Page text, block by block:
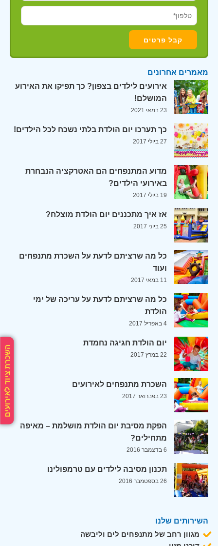
השכרת ציוד לאירועים
מאמרים אחרונים
אירועים לילדים בצפון? כך תפיקו את האירוע
המושלם!
23 במאי 2021
כך תערכו יום הולדת בלתי נשכח לכל הילדים!
27 ביולי 2017
מדוע המתנפחים הם האטרקציה הנבחרת
באירועי הילדים?
19 ביולי 2017
אז איך מתכננים יום הולדת מוצלח?
25 ביוני 2017
כל מה שרציתם לדעת על השכרת מתנפחים
ועוד
11 במאי 2017
כל מה שרציתם לדעת על עריכה של ימי
הולדת
4 באפריל 2017
יום הולדת חגיגה נחמדת
22 במרץ 2017
השכרת מתנפחים לאירועים
23 בפברואר 2017
הפקת מסיבת יום הולדת מושלמת – מאיפה
מתחילים?
6 בדצמבר 2016
תכנון מסיבה לילדים עם טרמפולינו
26 בספטמבר 2016
השירותים שלנו
מגוון רחב של מתנפחים לים וליבשה